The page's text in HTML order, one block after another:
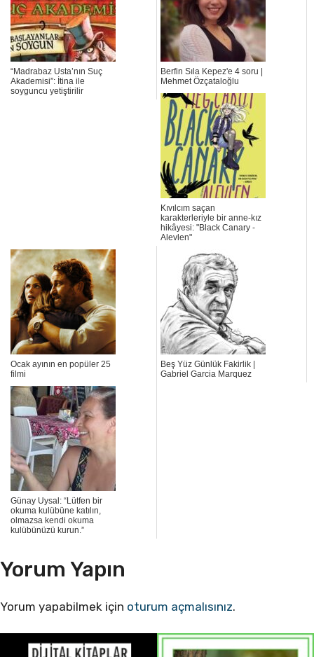
“Madrabaz Usta’nın Suç
Akademisi”: İtina ile
soyguncu yetiştirilir
Berfin Sıla Kepez'e 4 soru |
Mehmet Özçataloğlu
Kıvılcım saçan
karakterleriyle bir anne-kız
hikâyesi: "Black Canary -
Alevlen"
Ocak ayının en popüler 25
filmi
Beş Yüz Günlük Fakirlik |
Gabriel Garcia Marquez
Günay Uysal: “Lütfen bir
okuma kulübüne katılın,
olmazsa kendi okuma
kulübünüzü kurun.”
Yorum Yapın
Yorum yapabilmek için oturum açmalısınız.